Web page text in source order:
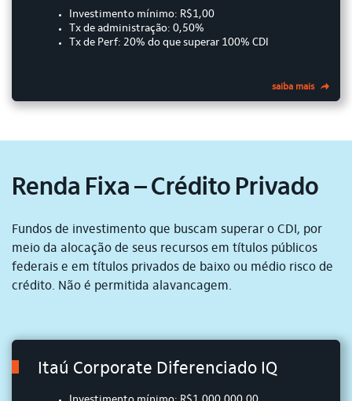
Investimento mínimo: R$1,00
Tx de administração: 0,50%
Tx de Perf: 20% do que superar 100% CDI
saiba mais
Renda Fixa – Crédito Privado
Fundos de investimento que buscam superar o CDI, por
meio da alocação de seus recursos em títulos públicos
federais e em títulos privados de baixo ou médio risco de
crédito. Não é permitida alavancagem.
Itaú Corporate Diferenciado IQ